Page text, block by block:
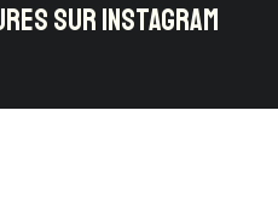
SUR INSTAGRAM